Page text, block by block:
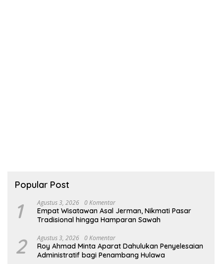
Popular Post
1 Agustus 3, 2026 0 Komentar
Empat Wisatawan Asal Jerman, Nikmati Pasar
Tradisional hingga Hamparan Sawah
2 Agustus 3, 2026 0 Komentar
Roy Ahmad Minta Aparat Dahulukan Penyelesaian
Administratif bagi Penambang Hulawa